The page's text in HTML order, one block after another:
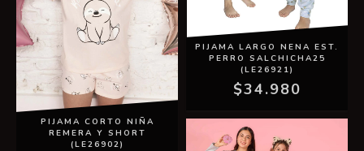
PIJAMA LARGO NENA EST.
PERRO SALCHICHA25
(LE26921)
$34.980
PIJAMA CORTO NIÑA
REMERA Y SHORT
(LE26902)